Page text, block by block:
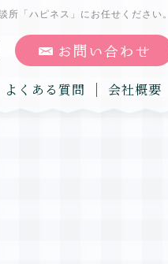
所「ハピネス」にお任せください。
よくある質問 会社概要